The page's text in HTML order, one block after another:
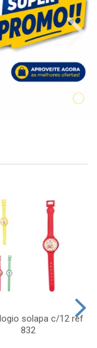
solapa c/12 ref
832